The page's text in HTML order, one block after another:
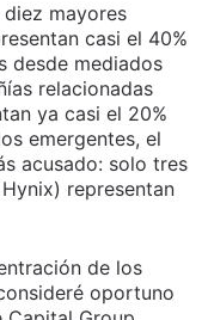
mayores
casi el 40%
desde mediados
relacionadas
ya casi el 20%
emergentes, el
acusado: solo tres
representan
de los
oportuno